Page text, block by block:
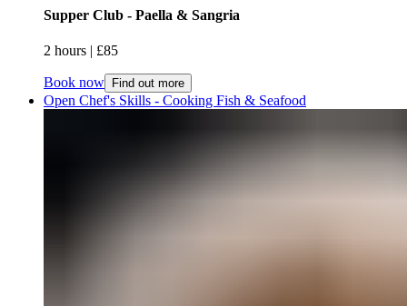
Supper Club - Paella & Sangria​​​​‌ ‍ ​‍​‍‌‍ ‌ ​‍‌‍‍‌‌‍‌ ‌‍‍‌‌‍ ‍​‍​‍​ ‍‍​‍​‍‌ ​ ‌‍​‌‌‍ ‍‌‍‍‌‌ ‌​‌ ‍‌​‍ ‍‌‍‍‌‌‍ ​‍​‍​‍ ​​‍​‍‌‍‍​‌ ​‍‌‍‌‌‌‍‌‍​‍​‍​ ‍‍​‍​‍‌‍‍​‌ ‌​‌ ‌​‌ ​​‌ ​ ​ ‍‍​‍ ​‍ ‌‍ ​​‍ ‌‌‍​‌‌‍ ‍‌‍‌​​‍ ‌‌ ​‍​‍ ‌‌‍‍​‌‍ ‌ ‌​‌‍‌‌‌‍ ​‌ ​ ​‍ ‌‌ ​ ‌ ‌​‌ ‌‌‌‍‌​‌‍‍‌‌‍ ​‍ ‍‌ ‌‍‌‍‌‌‌ ​‍‌‍​ ‌‍‌‌‌‍ ​​‍ ‍‌‍​‌‌ ​​‌ ​​​‍ ‌‍‍‌‌‍ ‍‌ ‌​‌‍‌‌‌‍ ‍‌ ‌​​‍ ‌‍‌‌‌‍‌​‌‍‍‌‌ ‌​​‍ ‌‍ ‌‌‍ ‌‍‌​‌‍‌‌​ ‌‌ ​​‌ ​‍‌‍‌‌‌ ​ ‌‍‌‌‌‍ ‍‌ ‌​‌‍​‌‌ ‌​‌‍‍‌‌‍ ‌‍ ‍​ ‍ ‌‍‍‌‌‍‌​​ ‌​ ‌‍​ ‌‌​ ​ ​ ​​​ ​​‌‍​‍‌‍‌‌‌‍​‌​‍ ‌​ ‌ ‌‍‌‌‌‍‌​‌‍​‌​‍ ‌​ ‌​​ ‌​‌‍​‌​ ‍​​‍ ‌‌‍​‍​ ‌ ​ ‍‌‌‍‌‌​‍ ‌​ ‌‍‌‍‌‌​ ‌‌​ ​‍​ ‌‍​ ‍‌​ ​​​ ​‌‌‍​‍​ ‌​‌‍‌‍​ ​‌​ ‍ ‌ ‌​‌ ‍‌‌ ​​‌‍‌‌​ ‌‌‍‍​‌‍ ‌ ‌​‌‍‌‌‌‍ ​‌​​ ‌‍ ​‌‍​‌‌ ​ ‌ ​ ​ ‍ ‌ ​​‌‍​‌‌ ‌​‌‍‍​​ ‌‌ ‌​‌‍‍‌‌ ‌​‌‍ ​‌‍‌‌​ ‌‍​‍‌‍​‌‌ ​ ‌‍‌‌‌‌‌‌‌ ​‍‌‍ ​​ ‌‌‍‍​‌ ‌​‌ ‌​‌ ​​‌ ​ ​‍‌‌​ ​ ‌​​‌​‍‌‌​ ​‍‌​‌‍​‍‌‌​ ​‍‌​‌‍‌‍ ​​‍ ‌‌‍​‌‌‍ ‍‌‍‌​​‍ ‌‌ ​‍​‍ ‌‌‍‍​‌‍ ‌ ‌​‌‍‌‌‌‍ ​‌ ​ ​‍ ‌‌ ​ ‌ ‌​‌ ‌‌‌‍‌​‌‍‍‌‌‍ ​‍ ‍‌ ‌‍‌‍‌‌‌ ​‍‌‍​ ‌‍‌‌‌‍ ​​‍ ‍‌‍​‌‌ ​​‌ ​​​‍‌‍‌‍‍‌‌‍‌​​ ‌​ ‌‍​ ‌‌​ ​ ​ ​​​ ​​‌‍​‍‌‍‌‌‌‍​‌​‍ ‌​ ‌ ‌‍‌‌‌‍‌​‌‍​‌​‍ ‌​ ‌​​ ‌​‌‍​‌​ ‍​​‍ ‌‌‍​‍​ ‌ ​ ‍‌‌‍‌‌​‍ ‌​ ‌‍‌‍‌‌​ ‌‌​ ​‍​ ‌‍​ ‍‌​ ​​​ ​‌‌‍​‍​ ‌​‌‍‌‍​ ​‌​‍‌‍‌ ‌​‌ ‍‌‌ ​​‌‍‌‌​ ‌‌‍‍​‌‍ ‌ ‌​‌‍‌‌‌‍ ​‌​​ ‌‍ ​‌‍​‌‌ ​ ‌ ​ ​‍‌‍‌ ​​‌‍​‌‌ ‌​‌‍‍​​ ‌‌ ‌​‌‍‍‌‌ ‌​‌‍ ​‌‍‌‌​‍‌‍‌ ​​‌‍‌‌‌ ​‍‌ ​ ‌ ​​‌‍‌‌‌‍​ ‌ ‌​‌‍‍‌‌ ‌‍‌‍‌‌​ ‌‌ ​​‌ ‌‌‌‍​‍‌‍ ​‌‍‍‌‌ ​ ‌‍‍​‌‍‌‌‌‍‌​​‍​‍‌ ‌
2 hours​​​​‌ ‍ ​‍​‍‌‍ ‌ ​‍‌‍‍‌‌‍‌ ‌‍‍‌‌‍ ‍​‍​‍​ ‍‍​‍​‍‌ ​ ‌‍​‌‌‍ ‍‌‍‍‌‌ ‌​‌ ‍‌​‍ ‍‌‍‍‌‌‍ ​‍​‍​‍ ​​‍​‍‌‍‍​‌ ​‍‌‍‌‌‌‍‌‍​‍​‍​ ‍‍​‍​‍‌‍‍​‌ ‌​‌ ‌​‌ ​​‌ ​ ​ ‍‍​‍ ​‍ ‌‍ ​​‍ ‌‌‍​‌‌‍ ‍‌‍‌​​‍ ‌‌ ​‍​‍ ‌‌‍‍​‌‍ ‌ ‌​‌‍‌‌‌‍ ​‌ ​ ​‍ ‌‌ ​ ‌ ‌​‌ ‌‌‌‍‌​‌‍‍‌‌‍ ​‍ ‍‌ ‌‍‌‍‌‌‌ ​‍‌‍​ ‌‍‌‌‌‍ ​​‍ ‍‌‍​‌‌ ​​‌ ​​​‍ ‌‍‍‌‌‍ ‍‌ ‌​‌‍‌‌‌‍ ‍‌ ‌​​‍ ‌‍‌‌‌‍‌​‌‍‍‌‌ ‌​​‍ ‌‍ ‌‌‍ ‌‍‌​‌‍‌‌​ ‌‌ ​​‌ ​‍‌‍‌‌‌ ​ ‌‍‌‌‌‍ ‍‌ ‌​‌‍​‌‌ ‌​‌‍‍‌‌‍ ‌‍ ‍​ ‍ ‌‍‍‌‌‍‌​​ ‌​ ‌‍​ ‌‌​ ​ ​ ​​​ ​​‌‍​‍‌‍‌‌‌‍​‌​‍ ‌​ ‌ ‌‍‌‌‌‍‌​‌‍​‌​‍ ‌​ ‌​​ ‌​‌‍​‌​ ‍​​‍ ‌‌‍​‍​ ‌ ​ ‍‌‌‍‌‌​‍ ‌​ ‌‍‌‍‌‌​ ‌‌​ ​‍​ ‌‍​ ‍‌​ ​​​ ​‌‌‍​‍​ ‌​‌‍‌‍​ ​‌​ ‍ ‌ ‌​‌ ‍‌‌ ​​‌‍‌‌​ ‌‌‍‍​‌‍ ‌ ‌​‌‍‌‌‌‍ ​‌​​ ‌‍ ​‌‍​‌‌ ​ ‌ ​ ​ ‍ ‌ ​​‌‍​‌‌ ‌​‌‍‍​​ ‌‌ ‌​‌‍‍‌‌‍ ‌‌‍‌‌​ ‌‍​‍‌‍​‌‌ ​ ‌‍‌‌‌‌‌‌‌ ​‍‌‍ ​​ ‌‌‍‍​‌ ‌​‌ ‌​‌ ​​‌ ​ ​‍‌‌​ ​ ‌​​‌​‍‌‌​ ​‍‌​‌‍​‍‌‌​ ​‍‌​‌‍‌‍ ​​‍ ‌‌‍​‌‌‍ ‍‌‍‌​​‍ ‌‌ ​‍​‍ ‌‌‍‍​‌‍ ‌ ‌​‌‍‌‌‌‍ ​‌ ​ ​‍ ‌‌ ​ ‌ ‌​‌ ‌‌‌‍‌​‌‍‍‌‌‍ ​‍ ‍‌ ‌‍‌‍‌‌‌ ​‍‌‍​ ‌‍‌‌‌‍ ​​‍ ‍‌‍​‌‌ ​​‌ ​​​‍‌‍‌‍‍‌‌‍‌​​ ‌​ ‌‍​ ‌‌​ ​ ​ ​​​ ​​‌‍​‍‌‍‌‌‌‍​‌​‍ ‌​ ‌ ‌‍‌‌‌‍‌​‌‍​‌​‍ ‌​ ‌​​ ‌​‌‍​‌​ ‍​​‍ ‌‌‍​‍​ ‌ ​ ‍‌‌‍‌‌​‍ ‌​ ‌‍‌‍‌‌​ ‌‌​ ​‍​ ‌‍​ ‍‌​ ​​​ ​‌‌‍​‍​ ‌​‌‍‌‍​ ​‌​‍‌‍‌ ‌​‌ ‍‌‌ ​​‌‍‌‌​ ‌‌‍‍​‌‍ ‌ ‌​‌‍‌‌‌‍ ​‌​​ ‌‍ ​‌‍​‌‌ ​ ‌ ​ ​‍‌‍‌ ​​‌‍​‌‌ ‌​‌‍‍​​ ‌‌ ‌​‌‍‍‌‌‍ ‌‌‍‌‌​‍‌‍‌ ​​‌‍‌‌‌ ​‍‌ ​ ‌ ​​‌‍‌‌‌‍​ ‌ ‌​‌‍‍‌‌ ‌‍‌‍‌‌​ ‌‌ ​​‌ ‌‌‌‍​‍‌‍ ​‌‍‍‌‌ ​ ‌‍‍​‌‍‌‌‌‍‌​​‍​‍‌ ‌ | £85​​​​‌ ‍ ​‍​‍‌‍ ‌ ​‍‌‍‍‌‌‍‌ ‌‍‍‌‌‍ ‍​‍​‍​ ‍‍​‍​‍‌ ​ ‌‍​‌‌‍ ‍‌‍‍‌‌ ‌​‌ ‍‌​‍ ‍‌‍‍‌‌‍ ​‍​‍​‍ ​​‍​‍‌‍‍​‌ ​‍‌‍‌‌‌‍‌‍​‍​‍​ ‍‍​‍​‍‌‍‍​‌ ‌​‌ ‌​‌ ​​‌ ​ ​ ‍‍​‍ ​‍ ‌‍ ​​‍ ‌‌‍​‌‌‍ ‍‌‍‌​​‍ ‌‌ ​‍​‍ ‌‌‍‍​‌‍ ‌ ‌​‌‍‌‌‌‍ ​‌ ​ ​‍ ‌‌ ​ ‌ ‌​‌ ‌‌‌‍‌​‌‍‍‌‌‍ ​‍ ‍‌ ‌‍‌‍‌‌‌ ​‍‌‍​ ‌‍‌‌‌‍ ​​‍ ‍‌‍​‌‌ ​​‌ ​​​‍ ‌‍‍‌‌‍ ‍‌ ‌​‌‍‌‌‌‍ ‍‌ ‌​​‍ ‌‍‌‌‌‍‌​‌‍‍‌‌ ‌​​‍ ‌‍ ‌‌‍ ‌‍‌​‌‍‌‌​ ‌‌ ​​‌ ​‍‌‍‌‌‌ ​ ‌‍‌‌‌‍ ‍‌ ‌​‌‍​‌‌ ‌​‌‍‍‌‌‍ ‌‍ ‍​ ‍ ‌‍‍‌‌‍‌​​ ‌​ ‌‍​ ‌‌​ ​ ​ ​​​ ​​‌‍​‍‌‍‌‌‌‍​‌​‍ ‌​ ‌ ‌‍‌‌‌‍‌​‌‍​‌​‍ ‌​ ‌​​ ‌​‌‍​‌​ ‍​​‍ ‌‌‍​‍​ ‌ ​ ‍‌‌‍‌‌​‍ ‌​ ‌‍‌‍‌‌​ ‌‌​ ​‍​ ‌‍​ ‍‌​ ​​​ ​‌‌‍​‍​ ‌​‌‍‌‍​ ​‌​ ‍ ‌ ‌​‌ ‍‌‌ ​​‌‍‌‌​ ‌‌‍‍​‌‍ ‌ ‌​‌‍‌‌‌‍ ​‌​​ ‌‍ ​‌‍​‌‌ ​ ‌ ​ ​ ‍ ‌ ​​‌‍​‌‌ ‌​‌‍‍​​ ‌‌ ​​‌ ​‍‌‍‍‌‌‍​ ‌‍‌‌​ ‌‍​‍‌‍​‌‌ ​ ‌‍‌‌‌‌‌‌‌ ​‍‌‍ ​​ ‌‌‍‍​‌ ‌​‌ ‌​‌ ​​‌ ​ ​‍‌‌​ ​ ‌​​‌​‍‌‌​ ​‍‌​‌‍​‍‌‌​ ​‍‌​‌‍‌‍ ​​‍ ‌‌‍​‌‌‍ ‍‌‍‌​​‍ ‌‌ ​‍​‍ ‌‌‍‍​‌‍ ‌ ‌​‌‍‌‌‌‍ ​‌ ​ ​‍ ‌‌ ​ ‌ ‌​‌ ‌‌‌‍‌​‌‍‍‌‌‍ ​‍ ‍‌ ‌‍‌‍‌‌‌ ​‍‌‍​ ‌‍‌‌‌‍ ​​‍ ‍‌‍​‌‌ ​​‌ ​​​‍‌‍‌‍‍‌‌‍‌​​ ‌​ ‌‍​ ‌‌​ ​ ​ ​​​ ​​‌‍​‍‌‍‌‌‌‍​‌​‍ ‌​ ‌ ‌‍‌‌‌‍‌​‌‍​‌​‍ ‌​ ‌​​ ‌​‌‍​‌​ ‍​​‍ ‌‌‍​‍​ ‌ ​ ‍‌‌‍‌‌​‍ ‌​ ‌‍‌‍‌‌​ ‌‌​ ​‍​ ‌‍​ ‍‌​ ​​​ ​‌‌‍​‍​ ‌​‌‍‌‍​ ​‌​‍‌‍‌ ‌​‌ ‍‌‌ ​​‌‍‌‌​ ‌‌‍‍​‌‍ ‌ ‌​‌‍‌‌‌‍ ​‌​​ ‌‍ ​‌‍​‌‌ ​ ‌ ​ ​‍‌‍‌ ​​‌‍​‌‌ ‌​‌‍‍​​ ‌‌ ​​‌ ​‍‌‍‍‌‌‍​ ‌‍‌‌​‍‌‍‌ ​​‌‍‌‌‌ ​‍‌ ​ ‌ ​​‌‍‌‌‌‍​ ‌ ‌​‌‍‍‌‌ ‌‍‌‍‌‌​ ‌‌ ​​‌ ‌‌‌‍​‍‌‍ ​‌‍‍‌‌ ​ ‌‍‍​‌‍‌‌‌‍‌​​‍​‍‌ ‌
Book now Find out more
Open Chef's Skills - Cooking Fish & Seafood​​​​‌ ‍ ​‍​‍‌‍ ‌ ​‍‌‍‍‌‌‍‌ ‌‍‍‌‌‍ ‍​‍​‍​ ‍‍​‍​‍‌ ​ ‌‍​‌‌‍ ‍‌‍‍‌‌ ‌​‌ ‍‌​‍ ‍‌‍‍‌‌‍ ​‍​‍​‍ ​​‍​‍‌‍‍​‌ ​‍‌‍‌‌‌‍‌‍​‍​‍​ ‍‍​‍​‍‌‍‍​‌ ‌​‌ ‌​‌ ​​‌ ​ ​ ‍‍​‍ ​‍ ‌‍ ​​‍ ‌‌‍​‌‌‍ ‍‌‍‌​​‍ ‌‌ ​‍​‍ ‌‌‍‍​‌‍ ‌ ‌​‌‍‌‌‌‍ ​‌ ​ ​‍ ‌‌ ​ ‌ ‌​‌ ‌‌‌‍‌​‌‍‍‌‌‍ ​‍ ‍‌ ‌‍‌‍‌‌‌ ​‍‌‍​ ‌‍‌‌‌‍ ​​‍ ‍‌‍​‌‌ ​​‌ ​​​‍ ‌‍‍‌‌‍ ‍‌ ‌​‌‍‌‌‌‍ ‍‌ ‌​​‍ ‌‍‌‌‌‍‌​‌‍‍‌‌ ‌​​‍ ‌‍ ‌‌‍ ‌‍‌​‌‍‌‌​ ‌‌ ​​‌ ​‍‌‍‌‌‌ ​ ‌‍‌‌‌‍ ‍‌ ‌​‌‍​‌‌ ‌​‌‍‍‌‌‍ ‌‍ ‍​ ‍ ‌‍‍‌‌‍‌​​ ‌‌‍​‍​ ‌‌​ ‌​​ ‌ ​ ​‍​ ‌‍‌‍‌‌‌‍‌‌​‍ ‌​ ​‌‌‍​‌​ ‌ ​ ​ ​‍ ‌​ ‌​‌‍‌​​ ‌​​ ‍‌​‍ ‌‌‍​‌‌‍‌‍​ ‍​‌‍‌‌​‍ ‌​ ​‍‌‍​ ​ ‍​​ ‌ ​ ​ ​ ‍​​ ‌‌​ ‍​​ ​​‌‍‌‍‌‍‌‌​ ​‍​ ‍ ‌ ‌​‌ ‍‌‌ ​​‌‍‌‌​ ‌‌‍‍​‌‍ ‌ ‌​‌‍‌‌‌‍ ​‌​​ ‌‍ ​‌‍​‌‌ ​ ‌ ​ ​ ‍ ‌ ​​‌‍​‌‌ ‌​‌‍‍​​ ‌‌ ‌​‌‍‍‌‌ ‌​‌‍ ​‌‍‌‌​ ‌‍​‍‌‍​‌‌ ​ ‌‍‌‌‌‌‌‌‌ ​‍‌‍ ​​ ‌‌‍‍​‌ ‌​‌ ‌​‌ ​​‌ ​ ​‍‌‌​ ​ ‌​​‌​‍‌‌​ ​‍‌​‌‍​‍‌‌​ ​‍‌​‌‍‌‍ ​​‍ ‌‌‍​‌‌‍ ‍‌‍‌​​‍ ‌‌ ​‍​‍ ‌‌‍‍​‌‍ ‌ ‌​‌‍‌‌‌‍ ​‌ ​ ​‍ ‌‌ ​ ‌ ‌​‌ ‌‌‌‍‌​‌‍‍‌‌‍ ​‍ ‍‌ ‌‍‌‍‌‌‌ ​‍‌‍​ ‌‍‌‌‌‍ ​​‍ ‍‌‍​‌‌ ​​‌ ​​​‍‌‍‌‍‍‌‌‍‌​​ ‌‌‍​‍​ ‌‌​ ‌​​ ‌ ​ ​‍​ ‌‍‌‍‌‌‌‍‌‌​‍ ‌​ ​‌‌‍​‌​ ‌ ​ ​ ​‍ ‌​ ‌​‌‍‌​​ ‌​​ ‍‌​‍ ‌‌‍​‌‌‍‌‍​ ‍​‌‍‌‌​‍ ‌​ ​‍‌‍​ ​ ‍​​ ‌ ​ ​ ​ ‍​​ ‌‌​ ‍​​ ​​‌‍‌‍‌‍‌‌​ ​‍​‍‌‍‌ ‌​‌ ‍‌‌ ​​‌‍‌‌​ ‌‌‍‍​‌‍ ‌ ‌​‌‍‌‌‌‍ ​‌​​ ‌‍ ​‌‍​‌‌ ​ ‌ ​ ​‍‌‍‌ ​​‌‍​‌‌ ‌​‌‍‍​​ ‌‌ ‌​‌‍‍‌‌ ‌​‌‍ ​‌‍‌‌​‍‌‍‌ ​​‌‍‌‌‌ ​‍‌ ​ ‌ ​​‌‍‌‌‌‍​ ‌ ‌​‌‍‍‌‌ ‌‍‌‍‌‌​ ‌‌ ​​‌ ‌‌‌‍​‍‌‍ ​‌‍‍‌‌ ​ ‌‍‍​‌‍‌‌‌‍‌​​‍​‍‌ ‌